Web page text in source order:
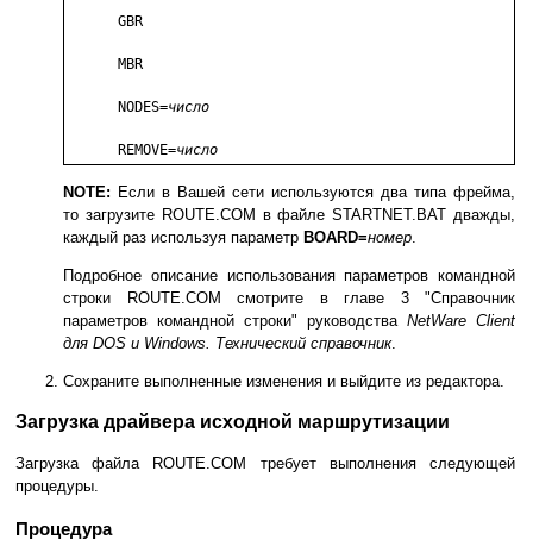
      GBR
      MBR
      NODES=
число
      REMOVE=
число
NOTE: Если в Вашей сети используются два типа фрейма,
то загрузите ROUTE.COM в файле STARTNET.BAT дважды,
каждый раз используя параметр BOARD=номер.
Подробное описание использования параметров командной
строки ROUTE.COM смотрите в главе 3 "Справочник
параметров командной строки" руководства NetWare Client
для DOS и Windows. Технический справочник.
Сохраните выполненные изменения и выйдите из редактора.
Загрузка драйвера исходной маршрутизации
Загрузка файла ROUTE.COM требует выполнения следующей
процедуры.
Процедура